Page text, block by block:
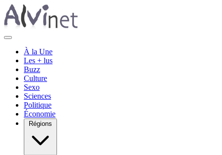
À la Une
Les + lus
Buzz
Culture
Sexo
Sciences
Politique
Économie
Régions